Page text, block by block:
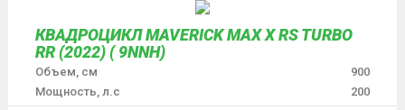
КВАДРОЦИКЛ MAVERICK MAX X RS TURBO
RR (2022) ( 9NNH)
Объем, см
900
Мощность, л.с
200